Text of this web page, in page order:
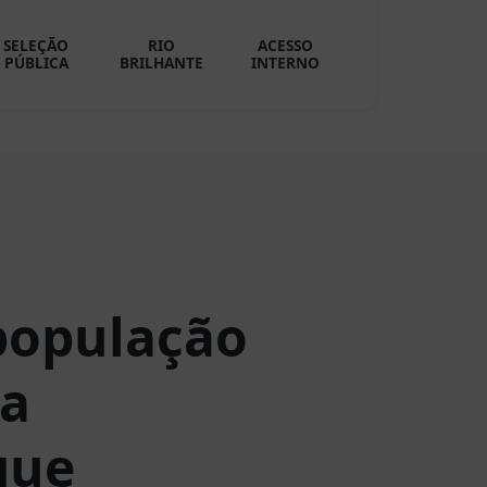
SELEÇÃO
PÚBLICA
RIO
BRILHANTE
ACESSO
INTERNO